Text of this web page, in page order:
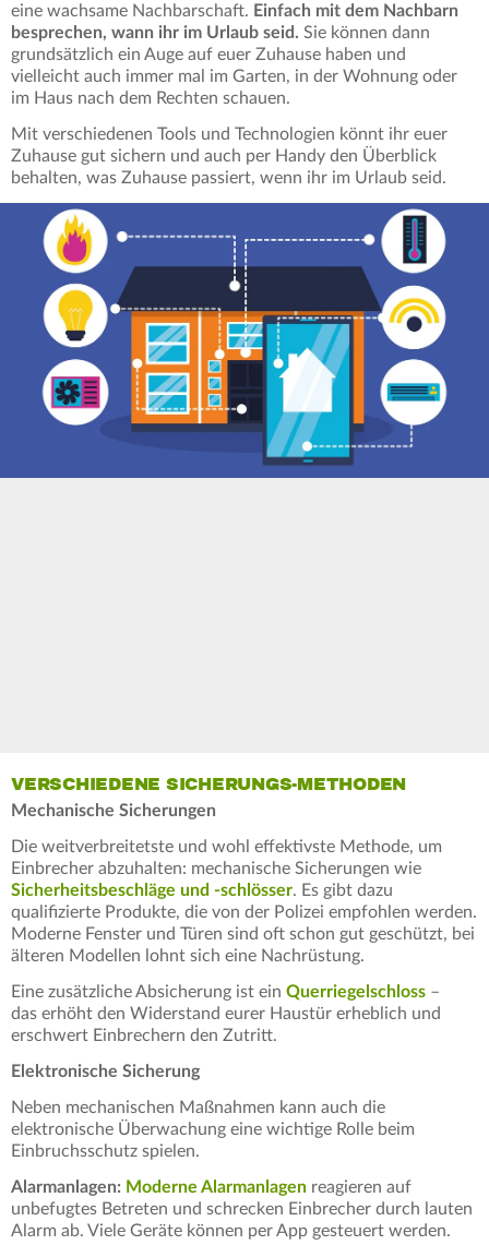
eine wachsame Nachbarschaft. Einfach mit dem Nachbarn
besprechen, wann ihr im Urlaub seid. Sie können dann
grundsätzlich ein Auge auf euer Zuhause haben und
vielleicht auch immer mal im Garten, in der Wohnung oder
im Haus nach dem Rechten schauen.
Mit verschiedenen Tools und Technologien könnt ihr euer
Zuhause gut sichern und auch per Handy den Überblick
behalten, was Zuhause passiert, wenn ihr im Urlaub seid.
VERSCHIEDENE SICHERUNGS-METHODEN
Mechanische Sicherungen
Die weitverbreitetste und wohl effektivste Methode, um
Einbrecher abzuhalten: mechanische Sicherungen wie
Sicherheitsbeschläge und -schlösser. Es gibt dazu
qualifizierte Produkte, die von der Polizei empfohlen werden.
Moderne Fenster und Türen sind oft schon gut geschützt, bei
älteren Modellen lohnt sich eine Nachrüstung.
Eine zusätzliche Absicherung ist ein Querriegelschloss –
das erhöht den Widerstand eurer Haustür erheblich und
erschwert Einbrechern den Zutritt.
Elektronische Sicherung
Neben mechanischen Maßnahmen kann auch die
elektronische Überwachung eine wichtige Rolle beim
Einbruchsschutz spielen.
Alarmanlagen: Moderne Alarmanlagen reagieren auf
unbefugtes Betreten und schrecken Einbrecher durch lauten
Alarm ab. Viele Geräte können per App gesteuert werden.